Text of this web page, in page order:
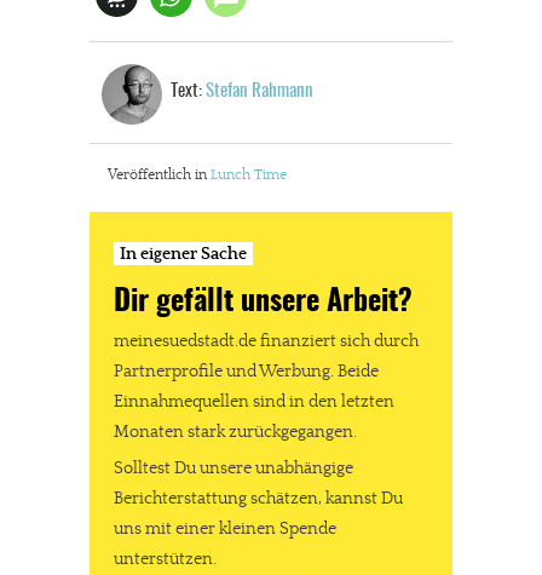
Text: Stefan Rahmann
Veröffentlich in Lunch Time
In eigener Sache
Dir gefällt unsere Arbeit?
meinesuedstadt.de finanziert sich durch
Partnerprofile und Werbung. Beide
Einnahmequellen sind in den letzten
Monaten stark zurückgegangen.
Solltest Du unsere unabhängige
Berichterstattung schätzen, kannst Du
uns mit einer kleinen Spende
unterstützen.